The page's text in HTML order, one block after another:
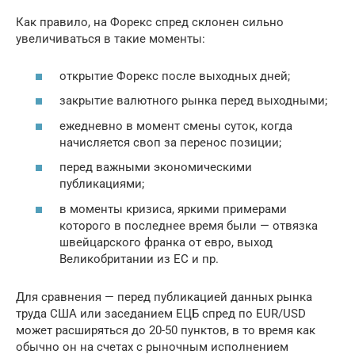
Как правило, на Форекс спред склонен сильно
увеличиваться в такие моменты:
открытие Форекс после выходных дней;
закрытие валютного рынка перед выходными;
ежедневно в момент смены суток, когда
начисляется своп за перенос позиции;
перед важными экономическими
публикациями;
в моменты кризиса, яркими примерами
которого в последнее время были — отвязка
швейцарского франка от евро, выход
Великобритании из ЕС и пр.
Для сравнения — перед публикацией данных рынка
труда США или заседанием ЕЦБ спред по EUR/USD
может расширяться до 20-50 пунктов, в то время как
обычно он на счетах с рыночным исполнением